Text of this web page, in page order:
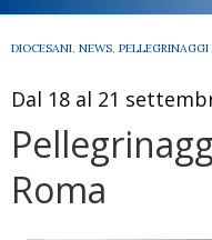
DIOCESANI, NEWS, PELLEGRINAGGI
Dal 18 al 21
Roma